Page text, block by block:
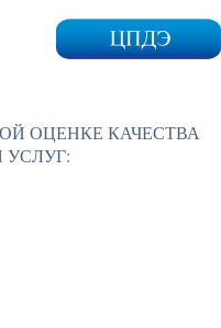
ОЦЕНКЕ КАЧЕСТВА